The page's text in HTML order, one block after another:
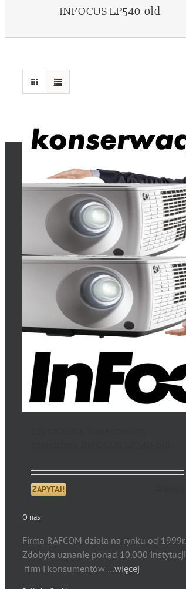
INFOCUS LP540-old
ZAPYTAJ!
O nas
Firma RAFCOM działa na rynku od 1999r.
Zdobyła uznanie ponad 10.000 instytucji
firm i konsumentów …więcej